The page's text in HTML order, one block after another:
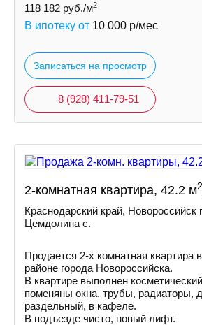
118 182 руб./м2
В ипотеку от 10 000 р/мес
Записаться на просмотр
8 (928) 411-79-51
2-комнатная квартира, 42.2 м2
Краснодарский край, Новороссийск
Цемдолина с.
Продается 2-х комнатная квартира
районе города Новороссийска.
В квартире выполнен
поменяны окна, трубы, радиаторы,
раздельный, в кафеле.
В подъезде чисто, новый лифт.